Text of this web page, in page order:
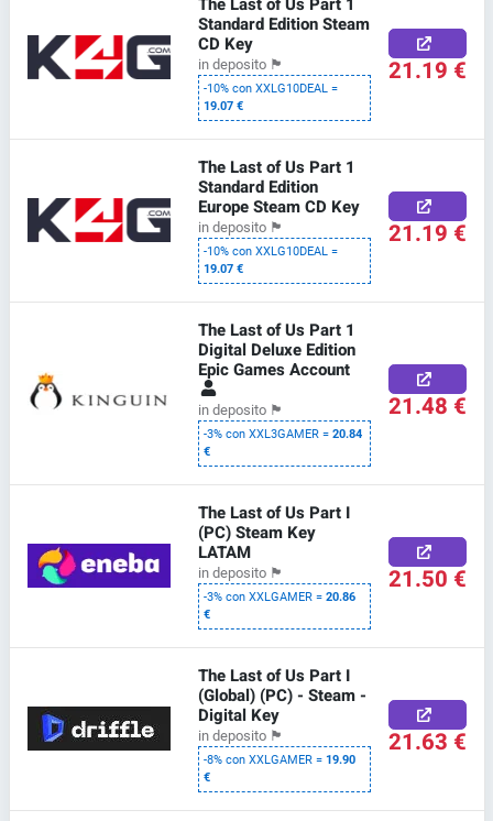
Standard Edition Steam
CD Key
in deposito 🏴
-10% con XXLG10DEAL =
19.07 €
21.19 €
The Last of Us Part 1
Standard Edition
Europe Steam CD Key
in deposito 🏴
-10% con XXLG10DEAL =
19.07 €
21.19 €
The Last of Us Part 1
Digital Deluxe Edition
Epic Games Account
in deposito 🏴
-3% con XXL3GAMER =20.84
€
21.48 €
The Last of Us Part I
(PC) Steam Key
LATAM
in deposito 🏴
-3% con XXLGAMER =20.86
€
21.50 €
The Last of Us Part I
(Global) (PC) - Steam -
Digital Key
in deposito 🏴
-8% con XXLGAMER =19.90
€
21.63 €